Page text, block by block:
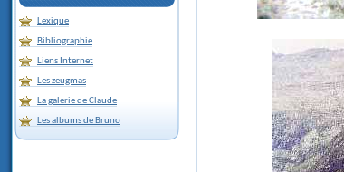
Lexique
Bibliographie
Liens Internet
Les zeugmas
La galerie de Claude
Les albums de Bruno